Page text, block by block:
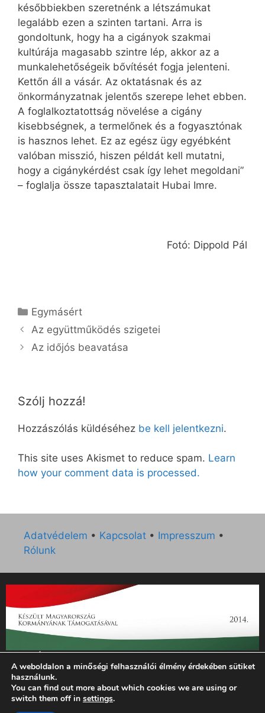
későbbiekben szeretnénk a létszámukat
legalább ezen a szinten tartani. Arra is
gondoltunk, hogy ha a cigányok szakmai
kultúrája magasabb szintre lép, akkor az a
munkalehetőségeik bővítését fogja jelenteni.
Kettőn áll a vásár. Az oktatásnak és az
önkormányzatnak jelentős szerepe lehet ebben.
A foglalkoztatottság növelése a cigány
kisebbségnek, a termelőnek és a fogyasztónak
is hasznos lehet. Ez az egész ügy egyébként
valóban misszió, hiszen példát kell mutatni,
hogy a cigánykérdést csak így lehet megoldani”
– foglalja össze tapasztalatait Hubai Imre.
Fotó: Dippold Pál
Kategória
Egymásért
Az együttműködés szigetei
Az időjós beavatása
Szólj hozzá!
Hozzászólás küldéséhez be kell jelentkezni.
This site uses Akismet to reduce spam. Learn
how your comment data is processed.
Adatvédelem • Kapcsolat • Impresszum •
Rólunk
„Az Új Ember katolikus hetilap 2014. évi működésének
támogatását az EGYH-KCP-14-P-0121 sz. támogatási
szerződés keretében 3 000 000 Ft összegben támogatta az
Emberi Erőforrások Minisztériuma.”
A weboldalon a minőségi felhasználói élmény érdekében sütiket
használunk.
You can find out more about which cookies we are using or
switch them off in settings.